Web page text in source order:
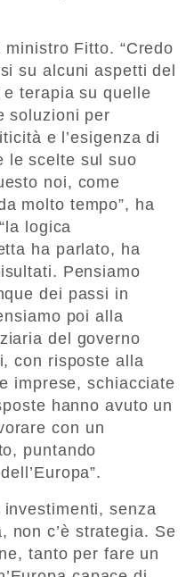
Fitto. “Credo
su alcuni aspetti del
terapia su quelle
soluzioni per
e l’esigenza di
le scelte sul suo
noi, come
molto tempo”, ha
logica
ha parlato, ha
Pensiamo
dei passi in
poi alla
del governo
con risposte alla
imprese, schiacciate
hanno avuto un
con un
puntando
investimenti, senza
non c’è strategia. Se
tanto per fare un